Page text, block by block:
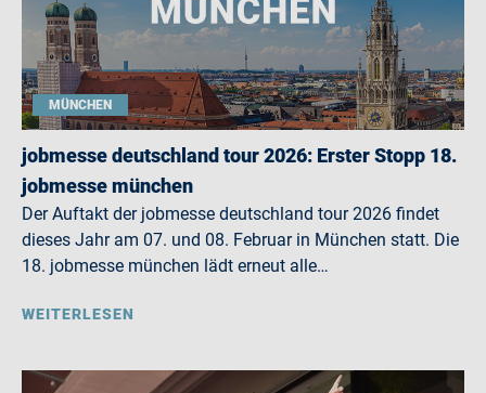
MÜNCHEN
jobmesse deutschland tour 2026: Erster Stopp 18.
jobmesse münchen
Der Auftakt der jobmesse deutschland tour 2026 findet
dieses Jahr am 07. und 08. Februar in München statt. Die
18. jobmesse münchen lädt erneut alle…
WEITERLESEN